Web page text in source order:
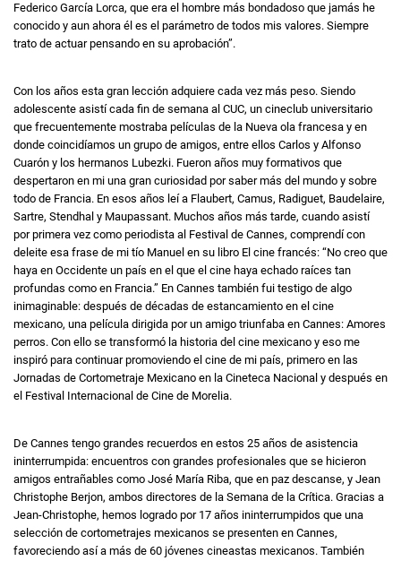
Federico García Lorca, que era el hombre más bondadoso que jamás he
conocido y aun ahora él es el parámetro de todos mis valores. Siempre
trato de actuar pensando en su aprobación”.
Con los años esta gran lección adquiere cada vez más peso. Siendo
adolescente asistí cada fin de semana al CUC, un cineclub universitario
que frecuentemente mostraba películas de la Nueva ola francesa y en
donde coincidíamos un grupo de amigos, entre ellos Carlos y Alfonso
Cuarón y los hermanos Lubezki. Fueron años muy formativos que
despertaron en mi una gran curiosidad por saber más del mundo y sobre
todo de Francia. En esos años leí a Flaubert, Camus, Radiguet, Baudelaire,
Sartre, Stendhal y Maupassant. Muchos años más tarde, cuando asistí
por primera vez como periodista al Festival de Cannes, comprendí con
deleite esa frase de mi tío Manuel en su libro El cine francés: “No creo que
haya en Occidente un país en el que el cine haya echado raíces tan
profundas como en Francia.” En Cannes también fui testigo de algo
inimaginable: después de décadas de estancamiento en el cine
mexicano, una película dirigida por un amigo triunfaba en Cannes: Amores
perros. Con ello se transformó la historia del cine mexicano y eso me
inspiró para continuar promoviendo el cine de mi país, primero en las
Jornadas de Cortometraje Mexicano en la Cineteca Nacional y después en
el Festival Internacional de Cine de Morelia.
De Cannes tengo grandes recuerdos en estos 25 años de asistencia
ininterrumpida: encuentros con grandes profesionales que se hicieron
amigos entrañables como José María Riba, que en paz descanse, y Jean
Christophe Berjon, ambos directores de la Semana de la Crítica. Gracias a
Jean-Christophe, hemos logrado por 17 años ininterrumpidos que una
selección de cortometrajes mexicanos se presenten en Cannes,
favoreciendo así a más de 60 jóvenes cineastas mexicanos. También